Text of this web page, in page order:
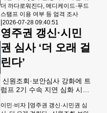
면서 이민자 사회와 이민 전문
변호사들은 “영주권 절차 자체
가 함정이 되고 있다”고 우려
하고 있다
앞으로 메디케이드(캘리포니
아에서는 메디캘), 푸드스탬프
(SNAP), 현금보조, 일부 주거
보조 프로그램을 이용한 사실
도 영주권 심사 과정에서 검토
대상이 될 수 있어 한인을 비롯
한 이민사회에 적지 않은 영향
을 미칠 것으로 보인다. 연방
이민서비스국(USCIS)은 최근
공적부조 규정의 적용 범위를
확대하는 새로운 지침을 발표
했다. 이에 따라 영주권 신규
더 까다로워진다, 메디케이드·푸드
스탬프 이용 여부 등 엄격 조사
|2026-07-28 09:40:51
영주권 갱신·시민
권 심사 ‘더 오래 걸
린다’
신원조회·보안심사 강화에 트
럼프 2기 수속 지연 심화 시민
민자 불편·불안 가중 트럼프
이민·비자 |영주권 갱신·시민권 심